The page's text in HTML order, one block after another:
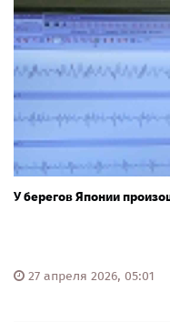
У берегов Японии
27 апреля 2026, 05:01